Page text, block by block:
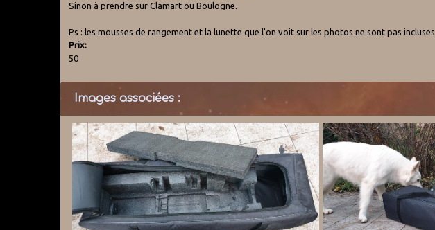
Sinon à prendre sur Clamart ou Boulogne.
Ps : les mousses de rangement et la lunette que l'on voit sur les photos ne sont pas incluses
Prix:
50
Images associées :